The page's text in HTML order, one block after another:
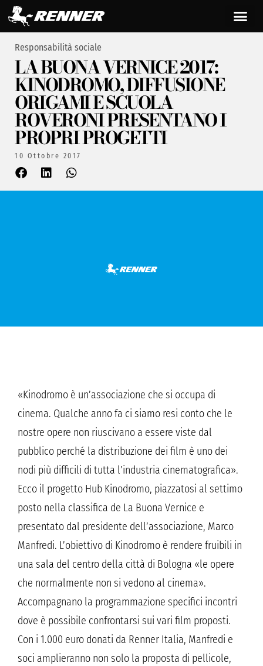
Responsabilità sociale
LA BUONA VERNICE 2017:
KINODROMO, DIFFUSIONE
ORIGAMI E SCUOLA
ROVERONI PRESENTANO I
PROPRI PROGETTI
10 Ottobre 2017
«Kinodromo è un’associazione che si occupa di
cinema. Qualche anno fa ci siamo resi conto che le
nostre opere non riuscivano a essere viste dal
pubblico perché la distribuzione dei film è uno dei
nodi più difficili di tutta l’industria cinematografica».
Ecco il progetto Hub Kinodromo, piazzatosi al settimo
posto nella classifica de La Buona Vernice e
presentato dal presidente dell’associazione, Marco
Manfredi. L’obiettivo di Kinodromo è rendere fruibili in
una sala del centro della città di Bologna «le opere
che normalmente non si vedono al cinema».
Accompagnano la programmazione specifici incontri
dove è possibile confrontarsi sui vari film proposti.
Con i 1.000 euro donati da Renner Italia, Manfredi e
soci amplieranno non solo la proposta di pellicole,